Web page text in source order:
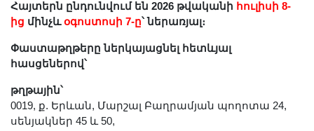
Հայտերն ընդունվում են 2026 թվականի հուլիսի 8-
ից մինչևօգոստոսի 7-ը՝ ներառյալ։
Փաստաթղթերը ներկայացնել հետևյալ
հասցեներով՝
թղթային՝
0019, ք. Երևան, Մարշալ Բաղրամյան պողոտա 24,
սենյակներ 45 և 50,